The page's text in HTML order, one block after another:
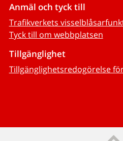
Anmäl och tyck till
Trafikverkets
Tyck till om webbplatsen
Tillgänglighet
Tillgänglighetsredogörelse